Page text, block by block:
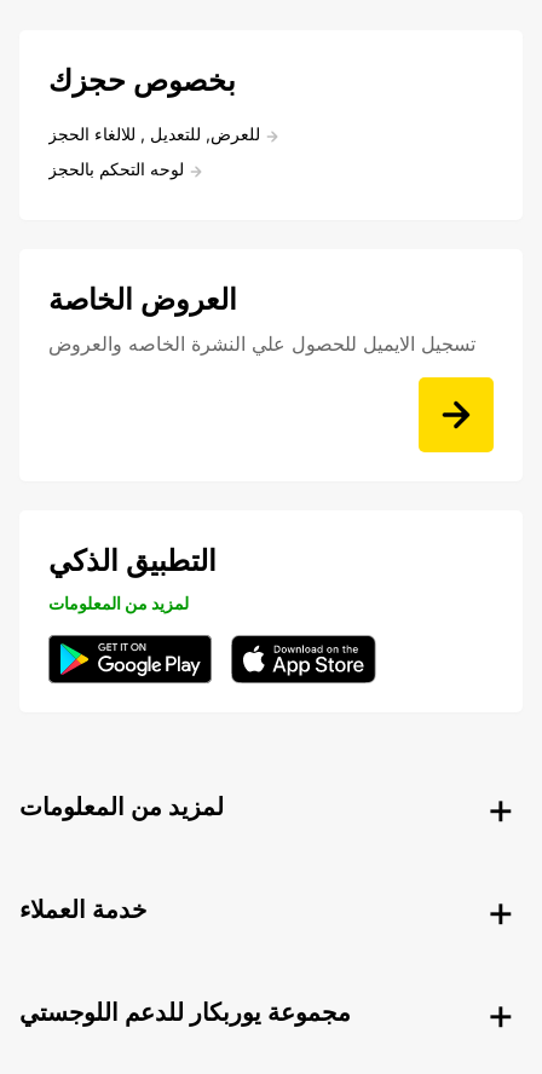
بخصوص حجزك
للعرض, للتعديل , للالغاء الحجز
لوحه التحكم بالحجز
العروض الخاصة
تسجيل الايميل للحصول علي النشرة الخاصه والعروض
التطبيق الذكي
لمزيد من المعلومات
لمزيد من المعلومات
خدمة العملاء
مجموعة يوربكار للدعم اللوجستي